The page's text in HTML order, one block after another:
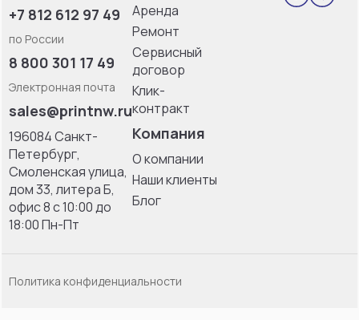
+7 812 612 97 49
по России
8 800 301 17 49
Электронная почта
sales@printnw.ru
196084 Санкт-
Петербург,
Смоленская улица,
дом 33, литерa Б,
офис 8 с 10:00 до
18:00 Пн-Пт
Аренда
Ремонт
Сервисный
договор
Клик-
контракт
Компания
О компании
Наши клиенты
Блог
Политика конфиденциальности